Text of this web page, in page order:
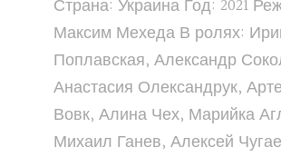
Страна: Украина Год: 2021
Максим Мехеда В ролях:
Поплавская, Александр
Анастасия Олександрук,
Вовк, Алина Чех, Марийка
Михаил Ганев, Алексей